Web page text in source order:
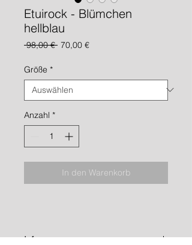
Etuirock - Blümchen
hellblau
98,00 € Standardpreis
70,00 €Sale-
Größe *
Anzahl *
In den Warenkorb
Info